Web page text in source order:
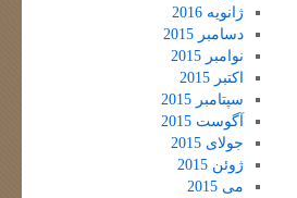
ژانویه 2016
دسامبر 2015
نوامبر 2015
اکتبر 2015
سپتامبر 2015
آگوست 2015
جولای 2015
ژوئن 2015
می 2015